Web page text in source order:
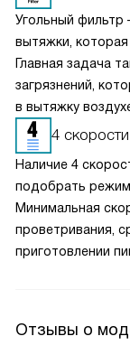
Угольный
вытяжки,
Главная задача
загрязнений,
в вытяжку
очищается
необходимо
четыре месяца.
4 скорости
Наличие 4
подобрать режим
Минимальная
проветривания,
приготовлении
может гибко
Отзывы о